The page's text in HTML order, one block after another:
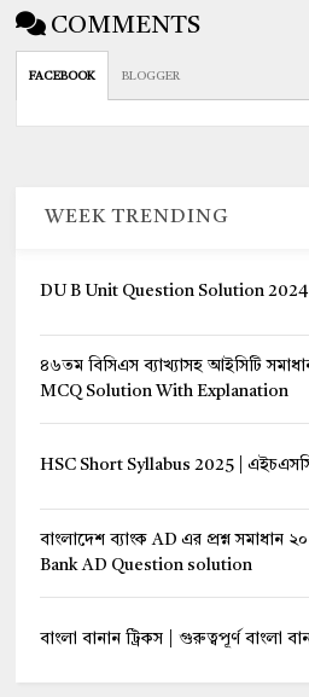
COMMENTS
FACEBOOK BLOGGER
WEEK TRENDING
DU B Unit Question Solution 2024
৪৬তম বিসিএস ব্যাখ্যাসহ আইসিটি
MCQ Solution With Explanation
HSC Short Syllabus 2025 | এইচএসসি
বাংলাদেশ ব্যাংক AD এর প্রশ্ন সমাধান
Bank AD Question solution
বাংলা বানান ট্রিকস | গুরুত্বপূর্ণ বাংলা